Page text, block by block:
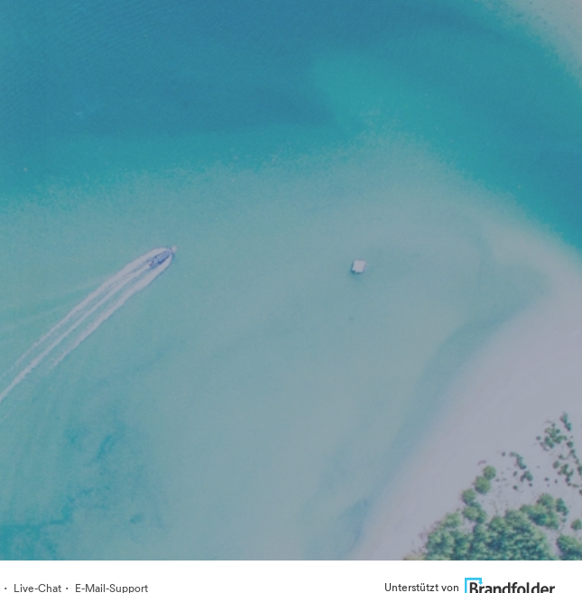
· Live-Chat · E-Mail-Support Unterstützt von